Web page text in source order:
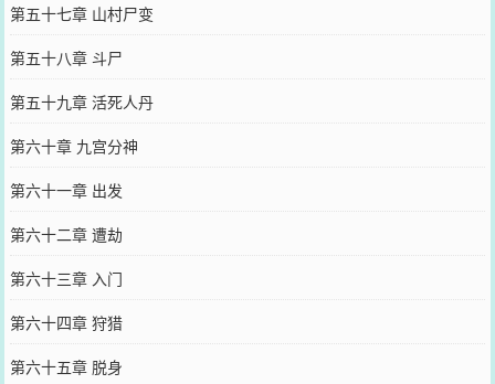
第五十七章 山村尸变
第五十八章 斗尸
第五十九章 活死人丹
第六十章 九宫分神
第六十一章 出发
第六十二章 遭劫
第六十三章 入门
第六十四章 狩猎
第六十五章 脱身